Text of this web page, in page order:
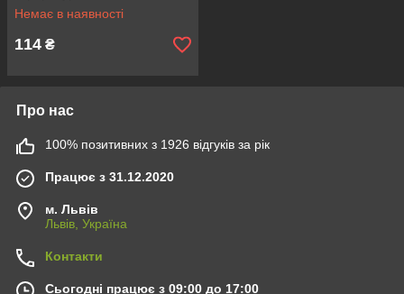
Немає в наявності
114 ₴
Про нас
100% позитивних з 1926 відгуків за рік
Працює з 31.12.2020
м. Львів
Львів, Україна
Контакти
Сьогодні працює з 09:00 до 17:00